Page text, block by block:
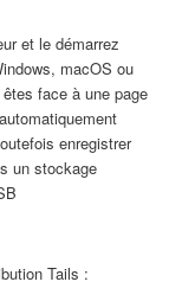
et le démarrez
macOS ou
face à une page
enregistrer
un stockage
Tails :